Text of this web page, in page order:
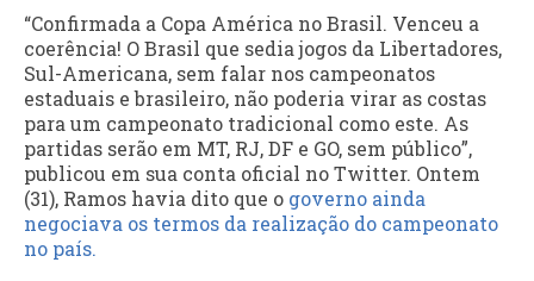
“Confirmada a Copa América no Brasil. Venceu a
coerência! O Brasil que sedia jogos da Libertadores,
Sul-Americana, sem falar nos campeonatos
estaduais e brasileiro, não poderia virar as costas
para um campeonato tradicional como este. As
partidas serão em MT, RJ, DF e GO, sem público”,
publicou em sua conta oficial no Twitter. Ontem
(31), Ramos havia dito que o governo ainda
negociava os termos da realização do campeonato
no país.